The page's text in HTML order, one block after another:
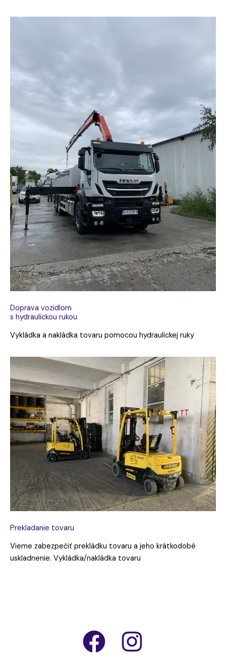
Doprava vozidlom
s hydraulickou rukou
Vykládka a nakládka tovaru pomocou hydraulickej ruky
Prekladanie tovaru
Vieme zabezpečiť prekládku tovaru a jeho krátkodobé
uskladnenie. Vykládka/nakládka tovaru